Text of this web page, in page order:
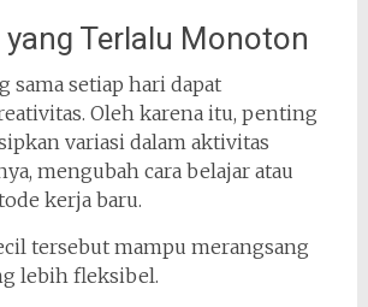
Terlalu Monoton
sama setiap hari dapat
Oleh karena itu, penting
variasi dalam aktivitas
mengubah cara belajar atau
kerja baru.
tersebut mampu merangsang
lebih fleksibel.